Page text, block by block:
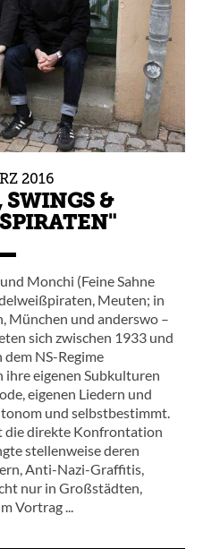
2016
&
Monchi (Feine Sahne
Meuten; in
München und anderswo –
sich zwischen 1933 und
NS-Regime
eigenen Subkulturen
eigenen Liedern und
und selbstbestimmt.
die direkte Konfrontation
stellenweise deren
Anti-Nazi-Graffitis,
nur in Großstädten,
Vortrag ...